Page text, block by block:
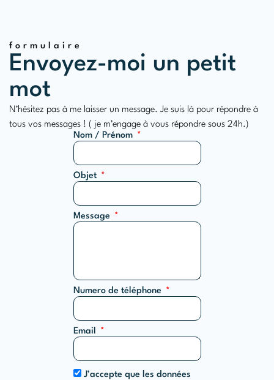
formulaire
Envoyez-moi un petit
mot
N’hésitez pas à me laisser un message. Je suis là pour répondre à
tous vos messages ! ( je m’engage à vous répondre sous 24h.)
Nom / Prénom
Objet
Message
Numero de téléphone
Email
J’accepte que les données